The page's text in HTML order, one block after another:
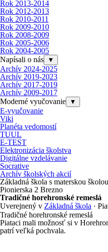
Rok 2013-2014
Rok 2012-2013
Rok 2010-2011
Rok 2009-2010
Rok 2008-2009
Rok 2005-2006
Rok 2004-2005
Napísali o nás
▼
Archív 2024-2025
Archív 2019-2023
Archív 2017-2019
Archív 2009-2017
Moderné vyučovanie
▼
E-vyučovanie
Viki
Planéta vedomostí
TUUL
E-TEST
Elektronizácia školstva
Digitálne vzdelávanie
Socrative
Archív školských akcií
Základná škola s materskou školou
Pionierska 2 Brezno
Tradičné horehronské remeslá
Uverejnený v Základná škola ·
Tradičné horehronské remeslá
Piataci mali možnosť si v
patrí veľká pochvala.